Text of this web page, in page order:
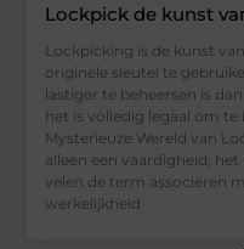
Lockpick de kunst
Lockpicking is de kunst
originele sleutel te
lastiger te beheersen is
het is volledig legaal om
Mysterieuze Wereld van
alleen een vaardigheid;
velen de term associëren
werkelijkheid